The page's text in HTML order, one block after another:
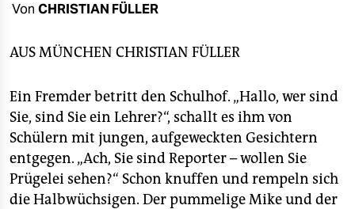
nord
wahrheit
verlag
verlag
veranstaltungen
Von CHRISTIAN FÜLLER
AUS MÜNCHEN CHRISTIAN FÜLLER
Ein Fremder betritt den Schulhof. „Hallo, wer sind
Sie, sind Sie ein Lehrer?“, schallt es ihm von
Schülern mit jungen, aufgeweckten Gesichtern
entgegen. „Ach, Sie sind Reporter – wollen Sie
Prügelei sehen?“ Schon knuffen und rempeln sich
die Halbwüchsigen. Der pummelige Mike und der